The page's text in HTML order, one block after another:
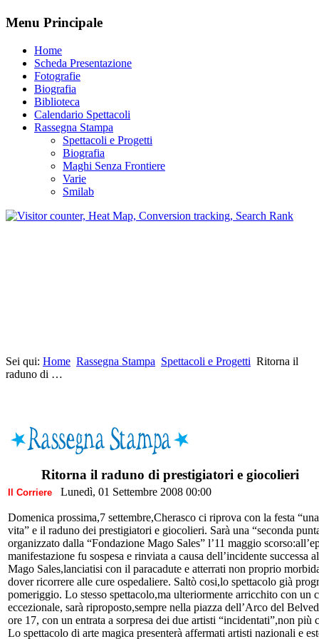
Menu Principale
Home
Scheda Presentazione
Fotografie
Biografia
Biblioteca
Calendario Spettacoli
Rassegna Stampa
Spettacoli e Progetti
Biografia
Maghi Senza Frontiere
Varie
Smilab
Sei qui: Home Rassegna Stampa Spettacoli e Progetti Ritorna il
raduno di …
Ritorna il raduno di prestigiatori e giocolieri
Il Corriere Lunedì, 01 Settembre 2008 00:00
Domenica prossima,7 settembre,Cherasco ci riprova con la festa
vita” e il raduno dei prestigiatori e giocolieri. Sarà una “seconda
organizzato dalla “Fondazione Mago Sales” l’11 maggio
manifestazione fu sospesa e rinviata a causa dell’incidente successa
Mago Sales,lanciatisi con il paracadute e atterrati non proprio
dover ricorrere alle cure ospedaliere. Saltò cosi,lo spettacolo già
pomeriggio. Lo stesso spettacolo,ma ulteriormente arricchito con un
eccezionale, sarà riproposto,sempre nella piazza dell’Arco del
ore 17, con un entrata a sorpresa dei due artisti “incidentati”,non più
Lo spettacolo di arte magica presenterà affermati artisti nazionali e